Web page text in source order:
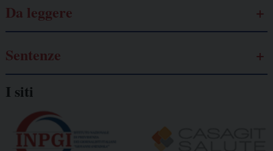
Da leggere
Sentenze
I siti